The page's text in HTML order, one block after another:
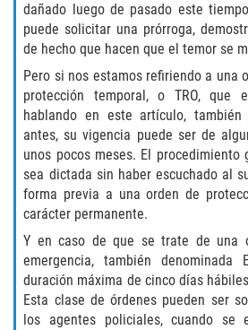
Hurto en Tiendas
Hurto Mayor de
Hurto Menor
Recepción de
Robo
Robo de Caja Fuerte
Hurto Mayor
dañado luego de pasado este
puede solicitar una prórroga,
de hecho que hacen que el temor se
Pero si nos estamos refiriendo a una
protección temporal, o TRO, que
hablando en este artículo,
antes, su vigencia puede ser de
unos pocos meses. El procedimiento
sea dictada sin haber escuchado al
forma previa a una orden de
carácter permanente.
Y en caso de que se trate de una
emergencia, también denominada
duración máxima de cinco días
Esta clase de órdenes pueden ser
los agentes policiales, cuando se